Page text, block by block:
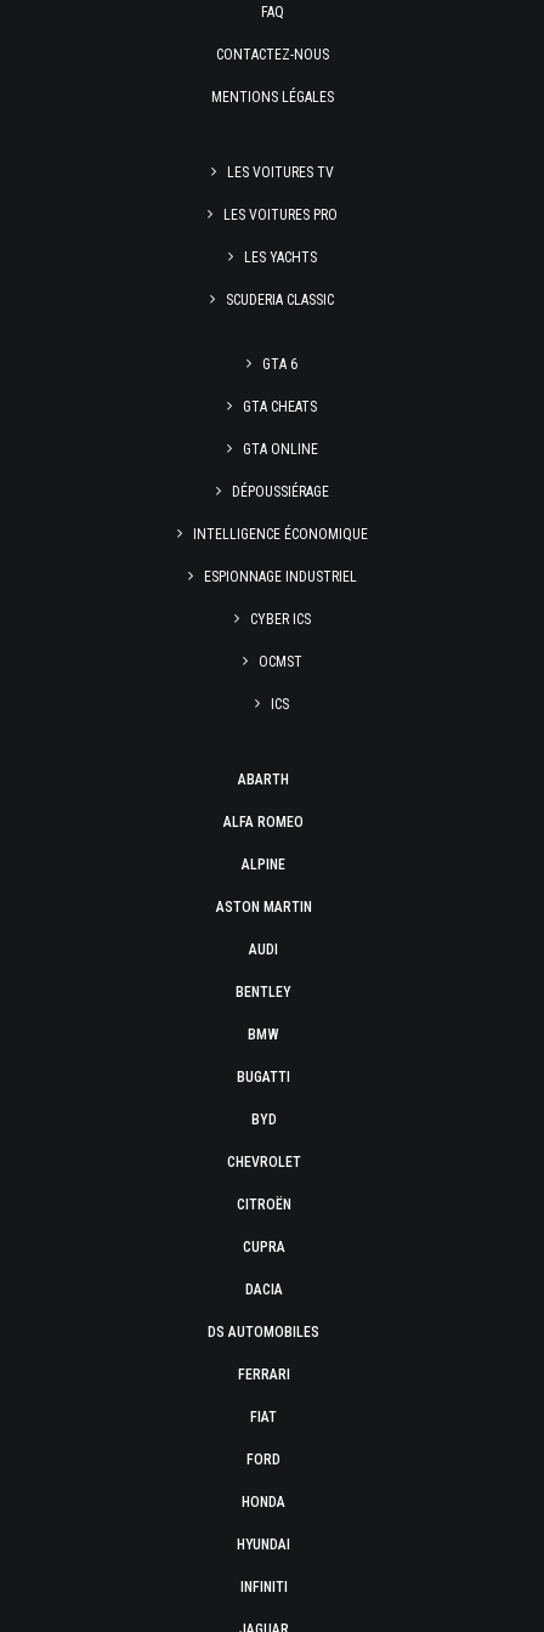
FAQ
CONTACTEZ-NOUS
MENTIONS LÉGALES
LES VOITURES TV
LES VOITURES PRO
LES YACHTS
SCUDERIA CLASSIC
GTA 6
GTA CHEATS
GTA ONLINE
DÉPOUSSIÉRAGE
INTELLIGENCE ÉCONOMIQUE
ESPIONNAGE INDUSTRIEL
CYBER ICS
OCMST
ICS
ABARTH
ALFA ROMEO
ALPINE
ASTON MARTIN
AUDI
BENTLEY
BMW
BUGATTI
BYD
CHEVROLET
CITROËN
CUPRA
DACIA
DS AUTOMOBILES
FERRARI
FIAT
FORD
HONDA
HYUNDAI
INFINITI